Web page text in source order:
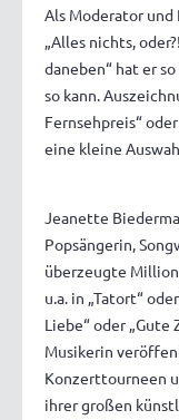
Als Moderator
„Alles nichts,
daneben“ hat er
so kann.
Fernsehpreis“
eine kleine
Jeanette
Popsängerin,
überzeugte
u.a. in „Tatort“
Liebe“ oder „Gute
Musikerin
Konzerttourneen
ihrer großen